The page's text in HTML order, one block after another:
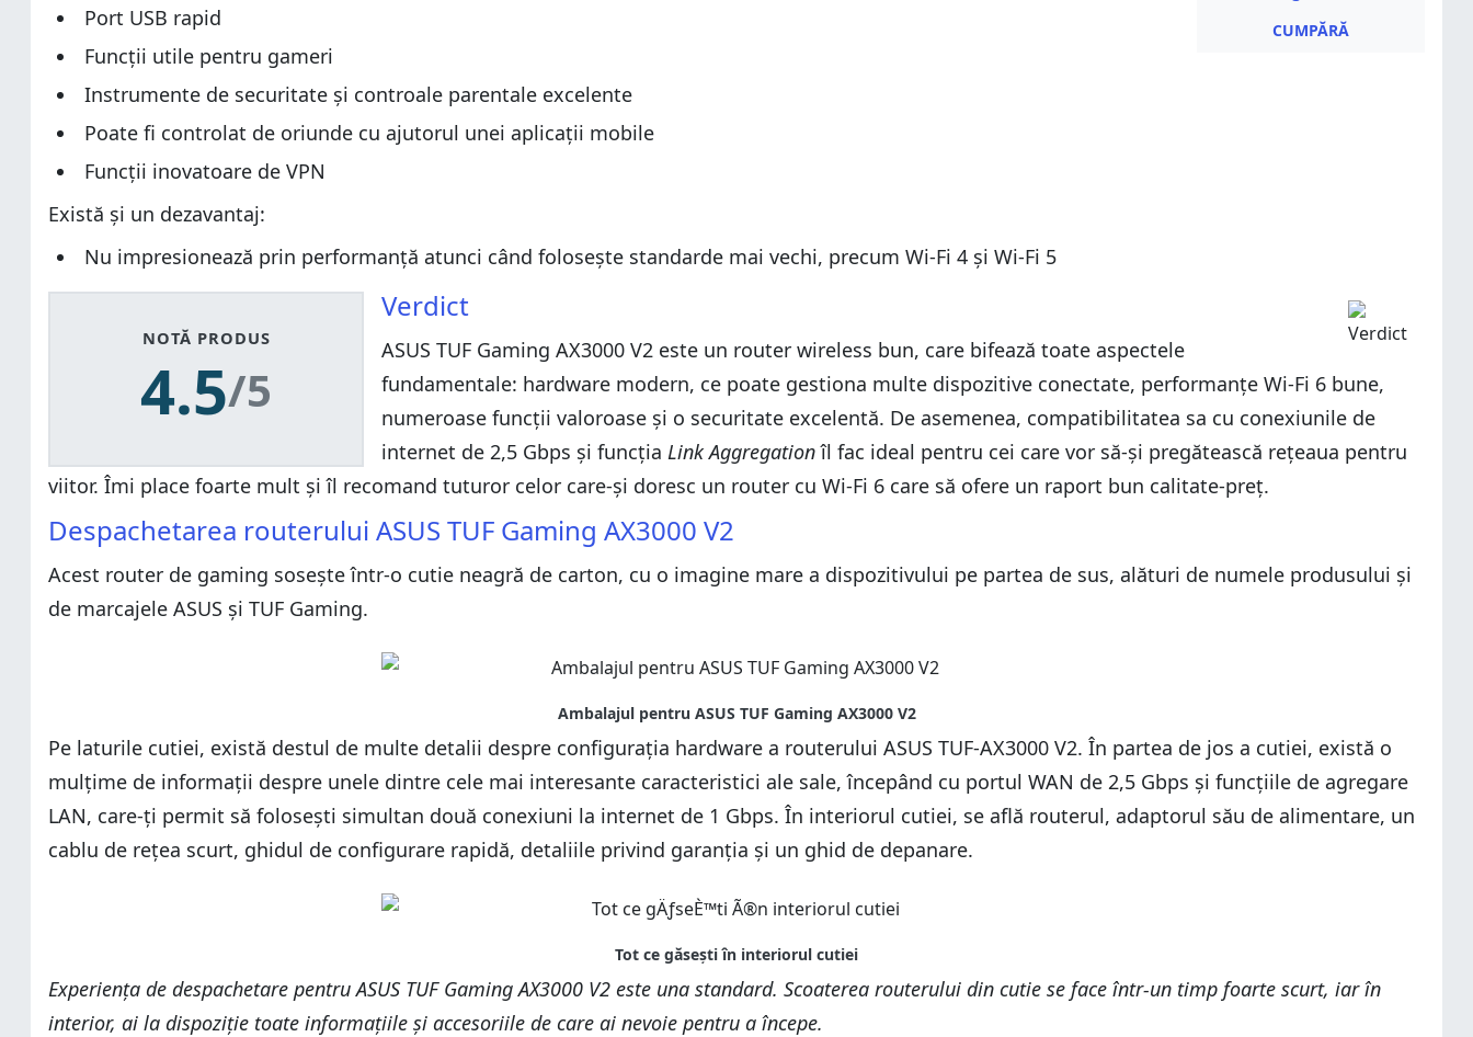
CUMPĂRĂ
Port USB rapid
Funcții utile pentru gameri
Instrumente de securitate și controale parentale excelente
Poate fi controlat de oriunde cu ajutorul unei aplicații mobile
Funcții inovatoare de VPN
Există și un dezavantaj:
Nu impresionează prin performanță atunci când folosește standarde mai vechi, precum Wi-Fi 4 și Wi-Fi 5
NOTĂ PRODUS
4.5/5
Verdict
ASUS TUF Gaming AX3000 V2 este un router wireless bun, care bifează toate aspectele
fundamentale: hardware modern, ce poate gestiona multe dispozitive conectate, performanțe Wi-Fi 6 bune,
numeroase funcții valoroase și o securitate excelentă. De asemenea, compatibilitatea sa cu conexiunile de
internet de 2,5 Gbps și funcția Link Aggregationîl fac ideal pentru cei care vor să-și pregătească rețeaua pentru
viitor. Îmi place foarte mult și îl recomand tuturor celor care-și doresc un router cu Wi-Fi 6 care să ofere un raport bun calitate-preț.
Despachetarea routerului ASUS TUF Gaming AX3000 V2
Acest router de gaming sosește într-o cutie neagră de carton, cu o imagine mare a dispozitivului pe partea de sus, alături de numele produsului și
de marcajele ASUS și TUF Gaming.
Pe laturile cutiei, există destul de multe detalii despre configurația hardware a routerului ASUS TUF-AX3000 V2. În partea de jos a cutiei, există o
mulțime de informații despre unele dintre cele mai interesante caracteristici ale sale, începând cu portul WAN de 2,5 Gbps și funcțiile de agregare
LAN, care-ți permit să folosești simultan două conexiuni la internet de 1 Gbps. În interiorul cutiei, se află routerul, adaptorul său de alimentare, un
cablu de rețea scurt, ghidul de configurare rapidă, detaliile privind garanția și un ghid de depanare.
Experiența de despachetare pentru ASUS TUF Gaming AX3000 V2 este una standard. Scoaterea routerului din cutie se face într-un timp foarte scurt, iar în
interior, ai la dispoziție toate informațiile și accesoriile de care ai nevoie pentru a începe.